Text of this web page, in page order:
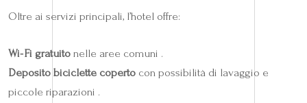
Oltre ai servizi principali, l’hotel offre:
Wi‑Fi gratuito nelle aree comuni .
Deposito biciclette coperto con possibilità di lavaggio e
piccole riparazioni .